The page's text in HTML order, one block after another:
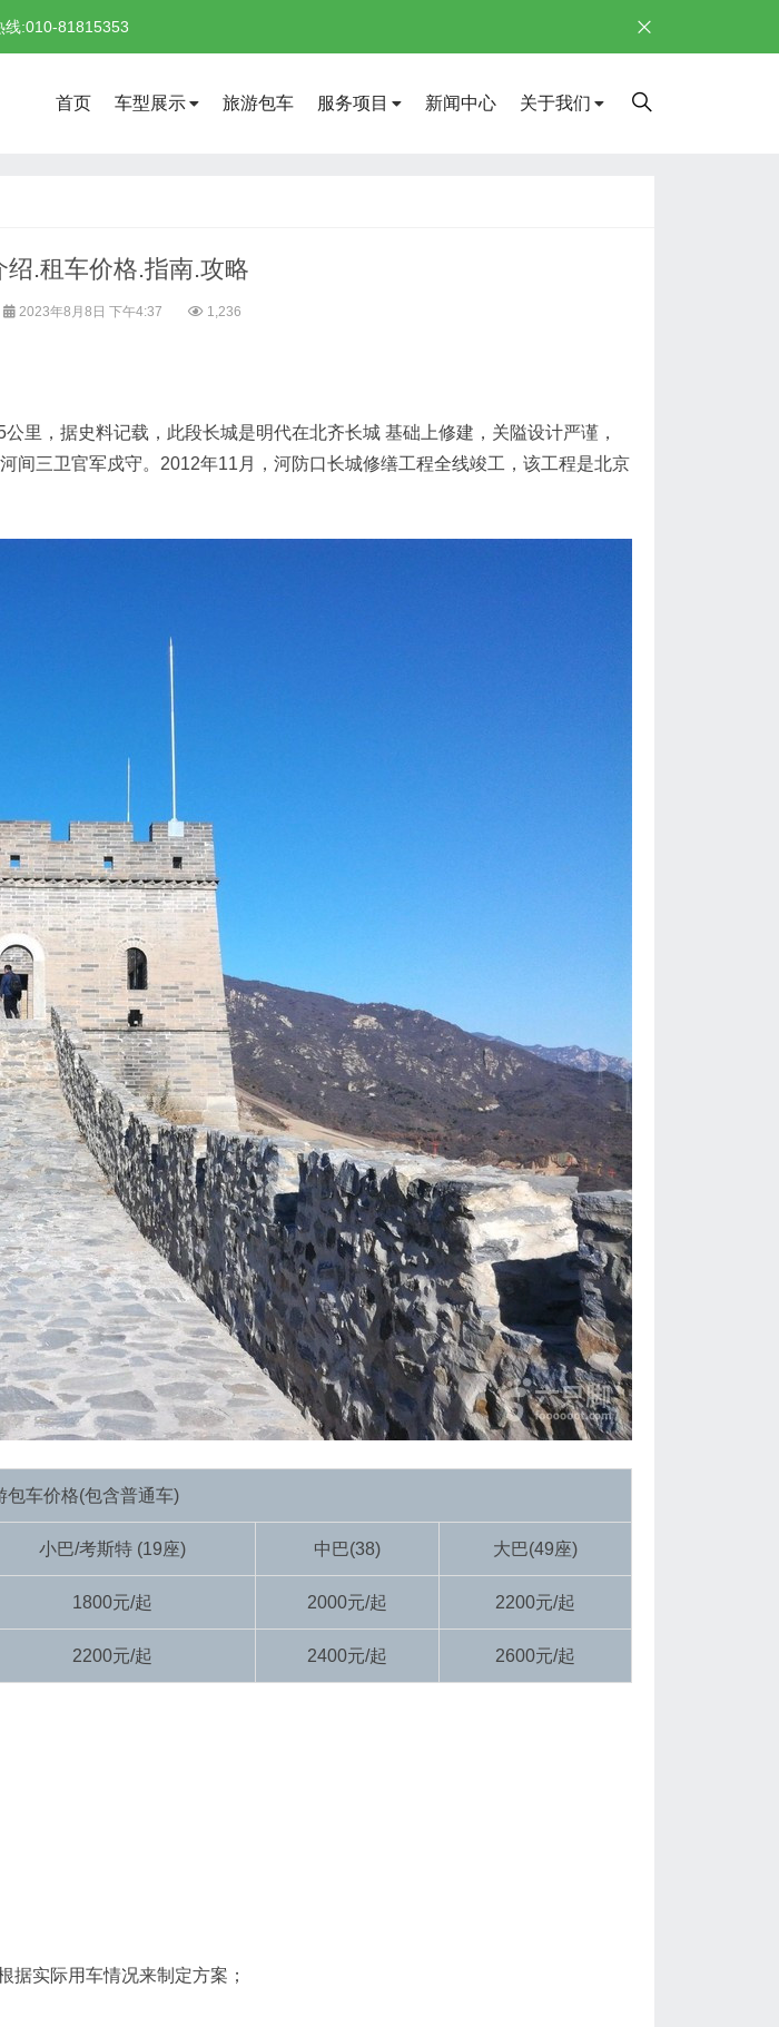
线:010-81815353
首页 车型展示 旅游包车 服务项目 新闻中心 关于我们
.租车价格.指南.攻略
2023年8月8日 下午4:37 1,236
里，据史料记载，此段长城是明代在北齐长城 基础上修建，关隘设计严谨，
间三卫官军戍守。2012年11月，河防口长城修缮工程全线竣工，该工程是北京
包车价格(包含普通车)
小巴/考斯特 (19座) 中巴(38) 大巴(49座)
1800元/起 2000元/起 2200元/起
2200元/起 2400元/起 2600元/起
据实际用车情况来制定方案；